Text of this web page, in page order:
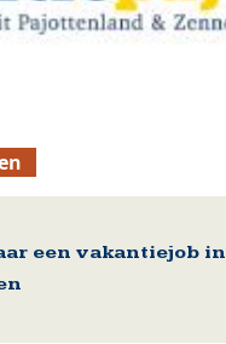
een vakantiejob in